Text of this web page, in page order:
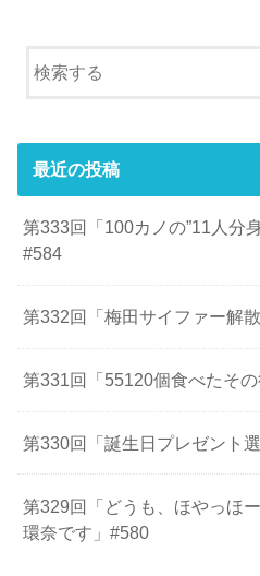
最近の投稿
第333回「100カノの”11人分
#584
第332回「梅田サイファー解
第331回「55120個食べたそ
第330回「誕生日プレゼント
第329回「どうも、ほやっほ
環奈です」#580